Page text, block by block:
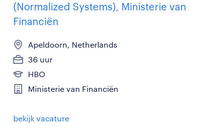
(Normalized Systems), Ministerie van
Financiën
Apeldoorn, Netherlands
36 uur
HBO
Ministerie van Financiën
bekijk vacature